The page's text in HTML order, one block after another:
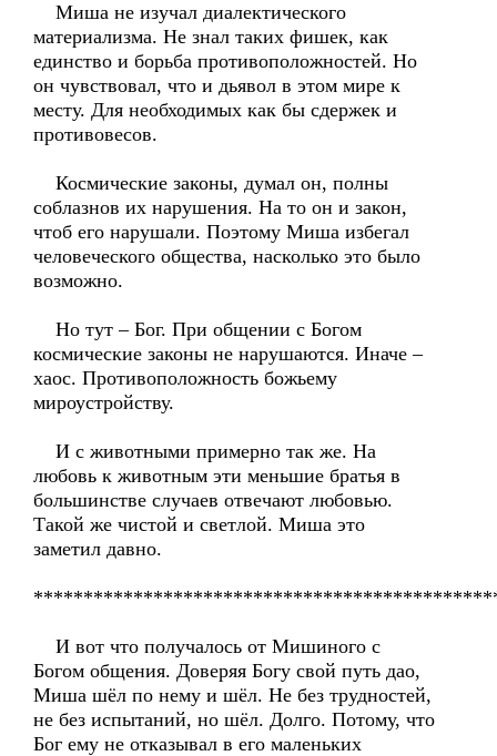
Миша не изучал диалектического
материализма. Не знал таких фишек, как
единство и борьба противоположностей. Но
он чувствовал, что и дьявол в этом мире к
месту. Для необходимых как бы сдержек и
противовесов.
Космические законы, думал он, полны
соблазнов их нарушения. На то он и закон,
чтоб его нарушали. Поэтому Миша избегал
человеческого общества, насколько это было
возможно.
Но тут – Бог. При общении с Богом
космические законы не нарушаются. Иначе –
хаос. Противоположность божьему
мироустройству.
И с животными примерно так же. На
любовь к животным эти меньшие братья в
большинстве случаев отвечают любовью.
Такой же чистой и светлой. Миша это
заметил давно.
И вот что получалось от Мишиного с
Богом общения. Доверяя Богу свой путь дао,
Миша шёл по нему и шёл. Не без трудностей,
не без испытаний, но шёл. Долго. Потому, что
Бог ему не отказывал в его маленьких